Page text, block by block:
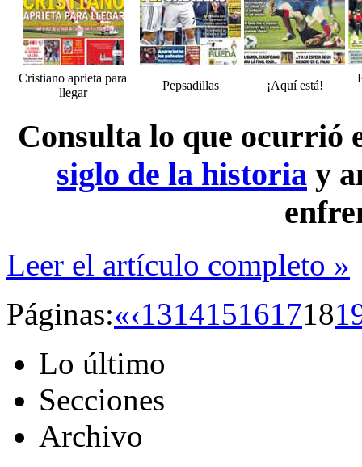
Cristiano aprieta para
llegar
Pepsadillas ¡Aquí está!
Consulta lo que ocurrió
siglo de la historia y
Leer el artículo completo »
Páginas:«‹131415161718
Lo último
Secciones
Archivo